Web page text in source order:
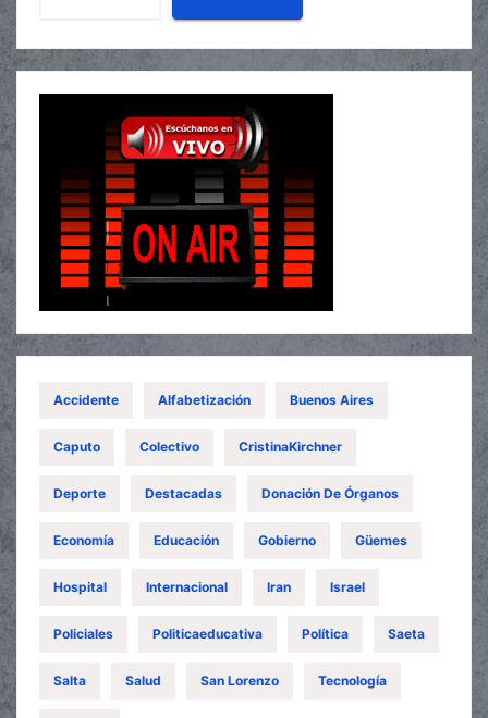
Accidente Alfabetización Buenos Aires
Caputo Colectivo CristinaKirchner
Deporte Destacadas Donación De Órganos
Economía Educación Gobierno Güemes
Hospital Internacional Iran Israel
Policiales Politicaeducativa Política Saeta
Salta Salud San Lorenzo Tecnología